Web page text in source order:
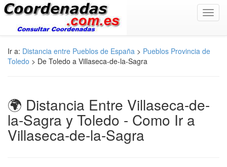
Ir a: Distancia entre Pueblos de España > Pueblos Provincia de
Toledo > De Toledo a Villaseca-de-la-Sagra
🌍 Distancia Entre Villaseca-de-
la-Sagra y Toledo - Como Ir a
Villaseca-de-la-Sagra